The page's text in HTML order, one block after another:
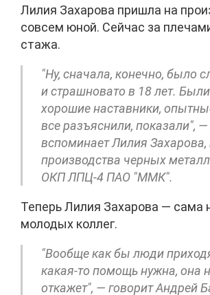
Лилия Захарова пришла на
совсем юной. Сейчас за
стажа.
"Ну, сначала, конечно, было
и страшновато в 18 лет.
хорошие наставники,
все разъяснили, показали", —
вспоминает Лилия Захарова,
производства черных
ОКП ЛПЦ-4 ПАО "ММК".
Теперь Лилия Захарова — сама
молодых коллег.
"Вообще как бы люди
какая-то помощь нужна, она
откажет", — говорит Андрей